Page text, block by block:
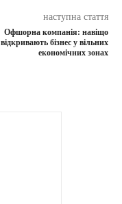
наступна стаття
Офшорна компанія: навіщо
відкривають бізнес у вільних
економічних зонах